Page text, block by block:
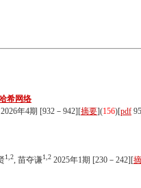
希网络
年4期 [932－942][摘要](156)[pdf
1,2, 苗夺谦1,2 2025年1期 [230－242][